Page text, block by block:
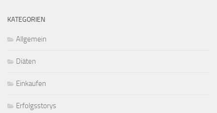
KATEGORIEN
Allgemein
Diäten
Einkaufen
Erfolgsstorys